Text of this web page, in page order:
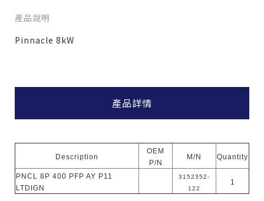
產品說明
Pinnacle 8kW
產品詳情
Description
OEM
P/N
M/N Quantity
PNCL 8P 400 PFP AY P11
LTDIGN
3152352-
122
1